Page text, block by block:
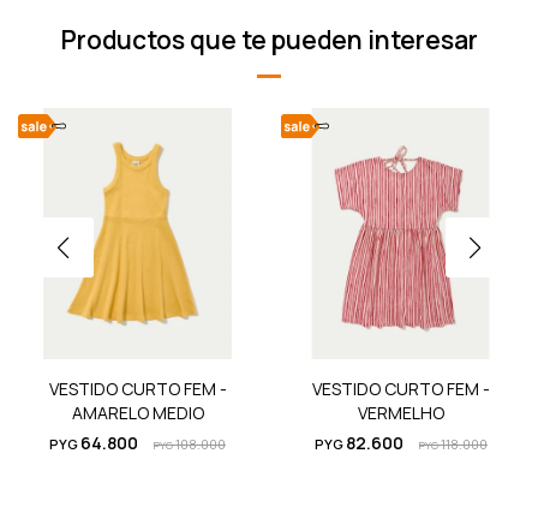
Productos que te pueden interesar
VESTIDO CURTO FEM -
AMARELO MEDIO
PYG 64.800 PYG108.000
VESTIDO CURTO FEM -
VERMELHO
PYG 82.600 PYG118.000